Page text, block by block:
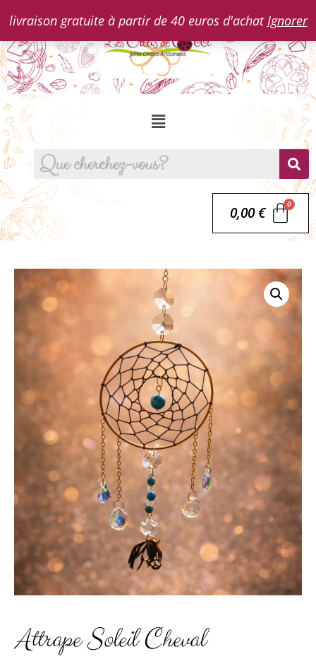
livraison gratuite à partir de 40 euros d'achatIgnorer
0,00€
Attrape Soleil Cheval